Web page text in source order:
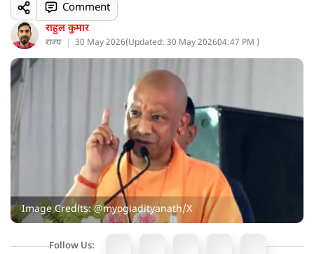
राहुल कुमार
राज्य 30 May 2026(Updated: 30 May 202604:47 PM )
Comment
Image Credits: @myogiadityanath/X
Follow Us: